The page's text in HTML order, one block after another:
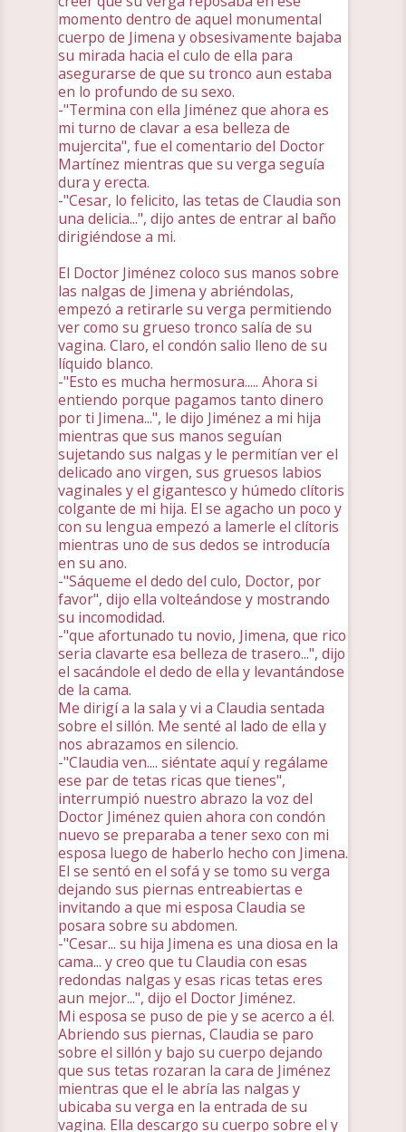
momento dentro de aquel monumental
cuerpo de Jimena y obsesivamente bajaba
su mirada hacia el culo de ella para
asegurarse de que su tronco aun estaba
en lo profundo de su sexo.
-"Termina con ella Jiménez que ahora es
mi turno de clavar a esa belleza de
mujercita", fue el comentario del Doctor
Martínez mientras que su verga seguía
dura y erecta.
-"Cesar, lo felicito, las tetas de Claudia son
una delicia...", dijo antes de entrar al baño
dirigiéndose a mi.
El Doctor Jiménez coloco sus manos sobre
las nalgas de Jimena y abriéndolas,
empezó a retirarle su verga permitiendo
ver como su grueso tronco salía de su
vagina. Claro, el condón salio lleno de su
líquido blanco.
-"Esto es mucha hermosura..... Ahora si
entiendo porque pagamos tanto dinero
por ti Jimena...", le dijo Jiménez a mi hija
mientras que sus manos seguían
sujetando sus nalgas y le permitían ver el
delicado ano virgen, sus gruesos labios
vaginales y el gigantesco y húmedo clítoris
colgante de mi hija. El se agacho un poco y
con su lengua empezó a lamerle el clítoris
mientras uno de sus dedos se introducía
en su ano.
-"Sáqueme el dedo del culo, Doctor, por
favor", dijo ella volteándose y mostrando
su incomodidad.
-"que afortunado tu novio, Jimena, que rico
seria clavarte esa belleza de trasero...", dijo
el sacándole el dedo de ella y levantándose
de la cama.
Me dirigí a la sala y vi a Claudia sentada
sobre el sillón. Me senté al lado de ella y
nos abrazamos en silencio.
-"Claudia ven.... siéntate aquí y regálame
ese par de tetas ricas que tienes",
interrumpió nuestro abrazo la voz del
Doctor Jiménez quien ahora con condón
nuevo se preparaba a tener sexo con mi
esposa luego de haberlo hecho con Jimena.
El se sentó en el sofá y se tomo su verga
dejando sus piernas entreabiertas e
invitando a que mi esposa Claudia se
posara sobre su abdomen.
-"Cesar... su hija Jimena es una diosa en la
cama... y creo que tu Claudia con esas
redondas nalgas y esas ricas tetas eres
aun mejor...", dijo el Doctor Jiménez.
Mi esposa se puso de pie y se acerco a él.
Abriendo sus piernas, Claudia se paro
sobre el sillón y bajo su cuerpo dejando
que sus tetas rozaran la cara de Jiménez
mientras que el le abría las nalgas y
ubicaba su verga en la entrada de su
vagina. Ella descargo su cuerpo sobre el y